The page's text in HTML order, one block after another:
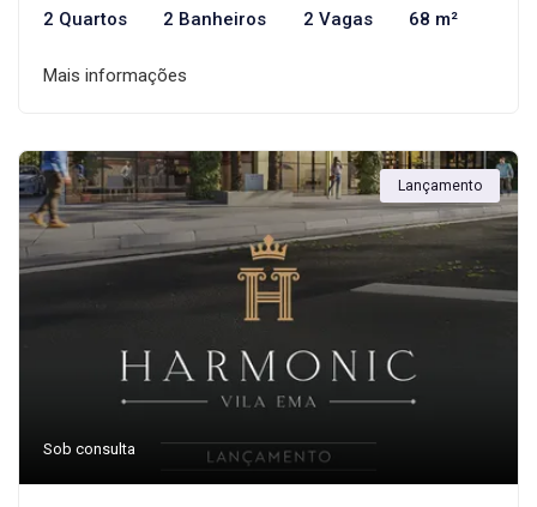
2 Quartos 2 Banheiros 2 Vagas 68 m²
Mais informações
Lançamento
Sob consulta